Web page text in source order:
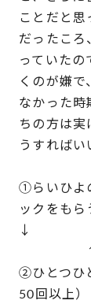
ことだと
だったこ
っていた
くのが嫌
なかった
ちの方は
うすれば
①らいひよ
ックをもら
②ひとつひ
50回以上